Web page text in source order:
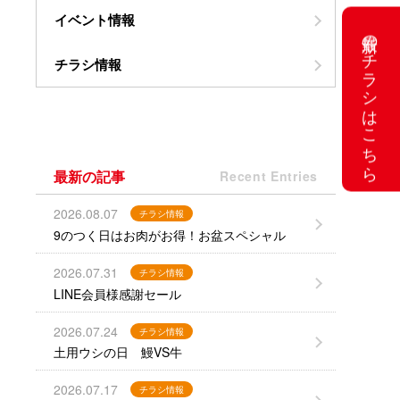
最新のチラシはこちら
イベント情報
チラシ情報
最新の記事 Recent Entries
2026.08.07 チラシ情報
9のつく日はお肉がお得！お盆スペシャル
2026.07.31 チラシ情報
LINE会員様感謝セール
2026.07.24 チラシ情報
土用ウシの日 鰻VS牛
2026.07.17 チラシ情報